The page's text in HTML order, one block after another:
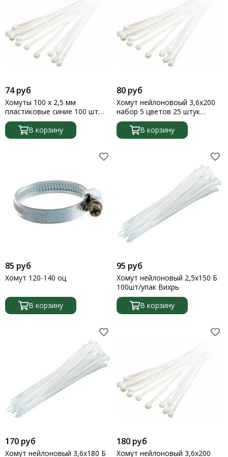
74 руб
Хомуты 100 x 2,5 мм
пластиковые синие 100 шт
Сибртех
В корзину
80 руб
Хомут нейлоновоый 3,6х200
набор 5 цветов 25 штук
SQ0515
В корзину
85 руб
Хомут 120-140 оц
В корзину
95 руб
Хомут нейлоновый 2,5х150 Б
100шт/упак Вихрь
В корзину
170 руб
Хомут нейлоновый 3,6х180 Б
180 руб
Хомут нейлоновый 3,6х200